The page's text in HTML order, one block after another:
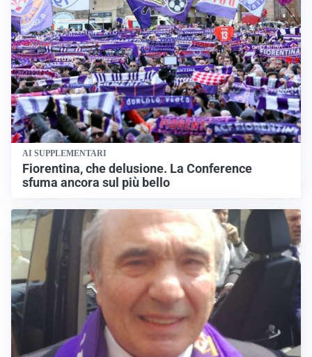
AI SUPPLEMENTARI
Fiorentina, che delusione. La Conference
sfuma ancora sul più bello